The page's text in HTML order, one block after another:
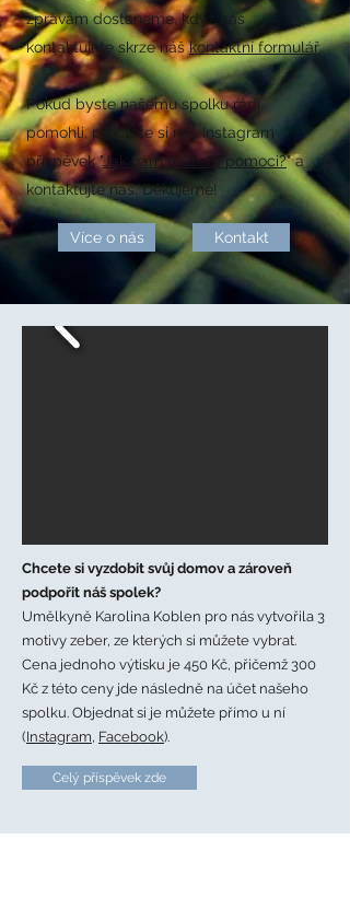
zprávám dostaneme, když nás
kontaktujete skrze náškontaktní formulář.
Pokud byste našemu spolku rádi
pomohli, přečtěte si náš Instagram
příspěvek "Jak nám můžete pomoci?" a
kontaktujte nás. Děkujeme!
Více o nás Kontakt
Chcete si vyzdobit svůj domov a zároveň
podpořit náš spolek?
Umělkyně Karolina Koblen pro nás vytvořila 3
motivy zeber, ze kterých si můžete vybrat.
Cena jednoho výtisku je 450 Kč, přičemž 300
Kč z této ceny jde následně na účet našeho
spolku. Objednat si je můžete přímo u ní
(Instagram, Facebook).
Celý příspěvek zde